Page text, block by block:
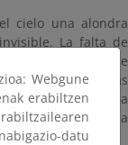
cielo una alondra
La falta de
el aire para desde
silba largas
con fuerza para
como hablar a la
Webgune
erabiltzen
datu